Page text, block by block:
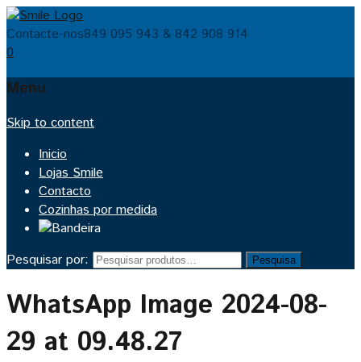
Contacte-nos849 095 943 & 842 908 914
0
Menu
Skip to content
Inicio
Lojas Smile
Contacto
Cozinhas por medida
Pesquisar por: Pesquisa
WhatsApp Image 2024-08-
29 at 09.48.27